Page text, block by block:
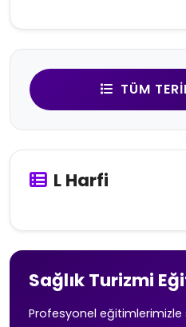
TÜM
L Harfi
Sağlık Turizmi
Profesyonel eğitimlerimizle